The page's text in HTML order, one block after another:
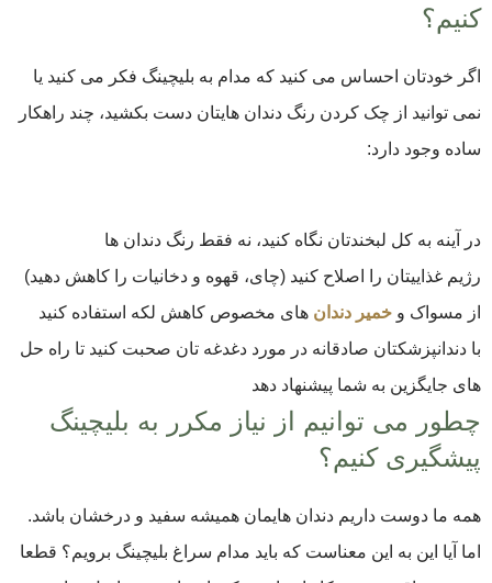
کنیم؟
اگر خودتان احساس می‌ کنید که مدام به بلیچینگ فکر می ‌کنید یا
نمی‌ توانید از چک کردن رنگ دندان ‌هایتان دست بکشید، چند راهکار
ساده وجود دارد:
در آینه به کل لبخندتان نگاه کنید، نه فقط رنگ دندان ‌ها
رژیم غذاییتان را اصلاح کنید (چای، قهوه و دخانیات را کاهش دهید)
از مسواک و خمیر دندان ‌ های مخصوص کاهش لکه استفاده کنید
با دندانپزشکتان صادقانه در مورد دغدغه ‌تان صحبت کنید تا راه‌ حل
‌های جایگزین به شما پیشنهاد دهد
چطور می ‌توانیم از نیاز مکرر به بلیچینگ
پیشگیری کنیم؟
همه ما دوست داریم دندان‌ هایمان همیشه سفید و درخشان باشد.
اما آیا این به این معناست که باید مدام سراغ بلیچینگ برویم؟ قطعا